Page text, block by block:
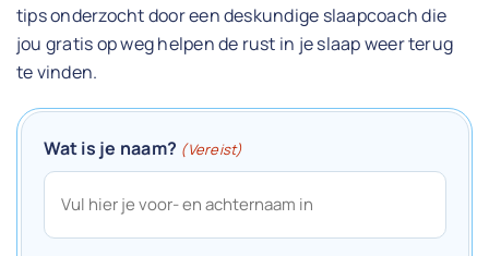
tips onderzocht door een deskundige slaapcoach die
jou gratis op weg helpen de rust in je slaap weer terug
te vinden.
Wat is je naam? (Vereist)